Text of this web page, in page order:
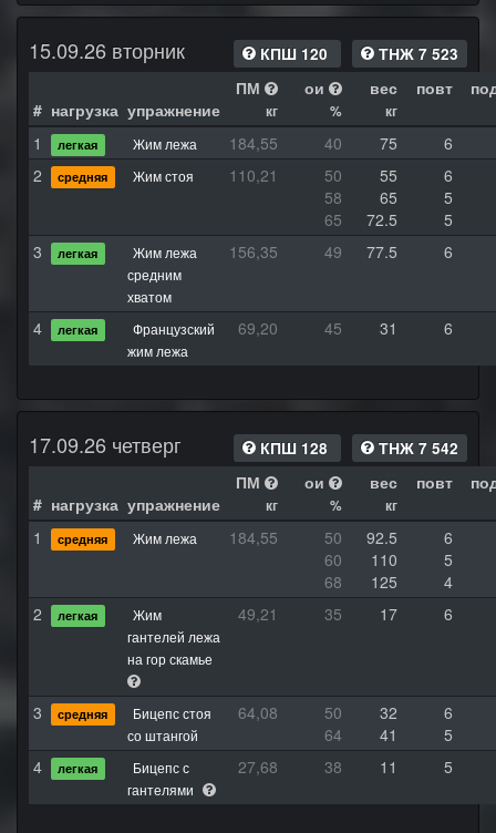
15.09.26 вторник КПШ 120 ТНЖ 7 523
# нагрузка упражнение
ПМ
кг
ои
%
вес
кг
повт
1 легкая Жим лежа 184,55 40 75
6
2
средняя Жим стоя 110,21 50 55
6
58
65
5
65
72.5
5
3
легкая
Жим лежа
средним
хватом
156,35 49 77.5 6
4 легкая
Французский
жим лежа
69,20 45 31 6
17.09.26 четверг КПШ 128 ТНЖ 7 542
# нагрузка упражнение
ПМ
кг
ои
%
вес
кг
повт
1 средняя Жим лежа 184,55 50 92.5
6
60
110
5
68
125
4
2
легкая
Жим
гантелей лежа
на гор скамье
49,21 35 17 6
3 средняя
Бицепс стоя
со штангой
64,08 50 32
6
64
41
5
4
легкая
Бицепс с
гантелями
27,68 38 11 5